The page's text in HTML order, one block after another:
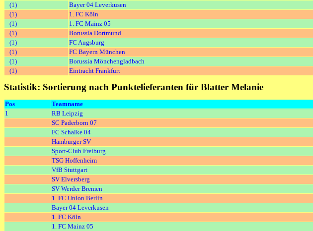
(1)
Bayer 04 Leverkusen
(1)
1. FC Köln
(1)
1. FC Mainz 05
(1)
Borussia Dortmund
(1)
FC Augsburg
(1)
FC Bayern München
(1)
Borussia Mönchengladbach
(1)
Eintracht Frankfurt
Statistik: Sortierung nach Punktelieferanten für Blatter Melanie
Pos Teamname
1
RB Leipzig
SC Paderborn 07
FC Schalke 04
Hamburger SV
Sport-Club Freiburg
TSG Hoffenheim
VfB Stuttgart
SV Elversberg
SV Werder Bremen
1. FC Union Berlin
Bayer 04 Leverkusen
1. FC Köln
1. FC Mainz 05